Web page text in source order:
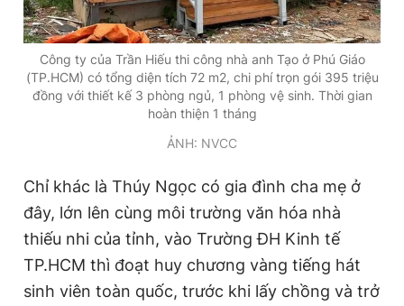
Công ty của Trần Hiếu thi công nhà anh Tạo ở Phú Giáo
(TP.HCM) có tổng diện tích 72 m2, chi phí trọn gói 395 triệu
đồng với thiết kế 3 phòng ngủ, 1 phòng vệ sinh. Thời gian
hoàn thiện 1 tháng
ẢNH: NVCC
Chỉ khác là Thúy Ngọc có gia đình cha mẹ ở
đây, lớn lên cùng môi trường văn hóa nhà
thiếu nhi của tỉnh, vào Trường ĐH Kinh tế
TP.HCM thì đoạt huy chương vàng tiếng hát
sinh viên toàn quốc, trước khi lấy chồng và trở